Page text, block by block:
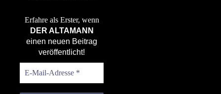
Erfahre als Erster, wenn
DER ALTAMANN
einen neuen Beitrag
veröffentlicht!